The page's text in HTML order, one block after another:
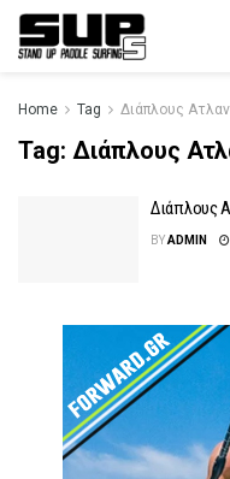
Home Tag Διάπλους
Tag: Διάπλους
Διάπλους
BYADMIN